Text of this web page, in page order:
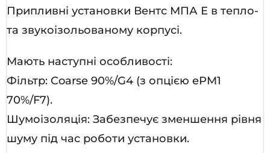
Припливні установки Вентс МПА Е в тепло-
та звукоізольованому корпусі.
Мають наступні особливості:
Фільтр: Coarse 90%/G4 (з опцією ePM1
70%/F7).
Шумоізоляція: Забезпечує зменшення рівня
шуму під час роботи установки.